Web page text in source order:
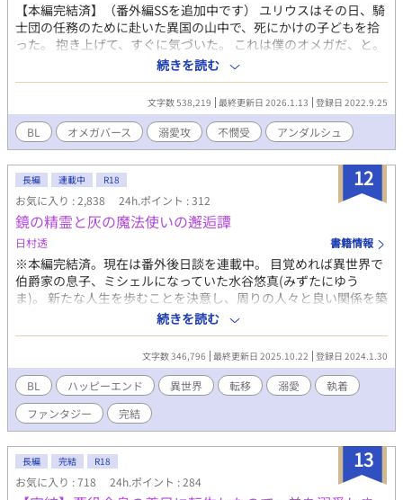
【本編完結済】（番外編SSを追加中です） ユリウスはその日、騎
士団の任務のために赴いた異国の山中で、死にかけの子どもを拾
った。 抱き上げて、すぐに気づいた。 これは僕のオメガだ、と。
ユリウスはその子どもを大事に大事に世話した。 やがてようやく
死の淵から脱した子どもは、ユリウスの下で成長していくが、そ
の子にはある特殊な事情があって……。 こんなに愛してるのにす
れ違うことなんてある？というほどに溺愛するアルファと、愛さ
れていることに気づかない薄幸オメガのお話。（になる予定） ※
この作品は完全なるフィクションです。登場する人物名や国名、
団体名、宗教等はすべて架空のものであり、実在のものと一切の
関係はありません。 話の内容上、宗教的な描写も登場するかと思
いますが、繰り返しますがフィクションです。特定の宗教に対し
て批判や肯定をしているわけではありません。 クラウス×エミー
ルのスピンオフあります。
https://www.alphapolis.co.jp/novel/504363362/542779091
続きを読む
文字数 538,219 最終更新日 2026.1.13 登録日 2022.9.25
BL オメガバース 溺愛攻 不憫受 アンダルシュ
12
長編 連載中 R18
お気に入り : 2,838 24h.ポイント : 312
鏡の精霊と灰の魔法使いの邂逅譚
日村透 書籍情報
※本編完結済。現在は番外後日談を連載中。 目覚めれば異世界で
伯爵家の息子、ミシェルになっていた水谷悠真(みずたにゆう
ま)。 新たな人生を歩むことを決意し、周りの人々と良い関係を築
くも、突然現われたミシェルに 「ありがとう、もういいよ」 と身
体から追い出されてしまう。 あの世とも現実ともつかない世界に
閉じ込められ、ただ解放されることだけを望む日々を送るのだっ
たが、やがてミシェルの兄オスカーに出会い、すべてが変わるこ
ととなる。
続きを読む
文字数 346,796 最終更新日 2025.10.22 登録日 2024.1.30
BL ハッピーエンド 異世界 転移 溺愛
執着
ファンタジー
完結
13
長編 完結 R18
お気に入り : 718 24h.ポイント : 284